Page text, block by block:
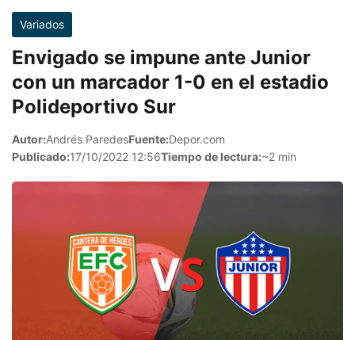
Variados
Envigado se impune ante Junior
con un marcador 1-0 en el estadio
Polideportivo Sur
Autor:Andrés ParedesFuente:Depor.com
Publicado:17/10/2022 12:56Tiempo de lectura:~2 min